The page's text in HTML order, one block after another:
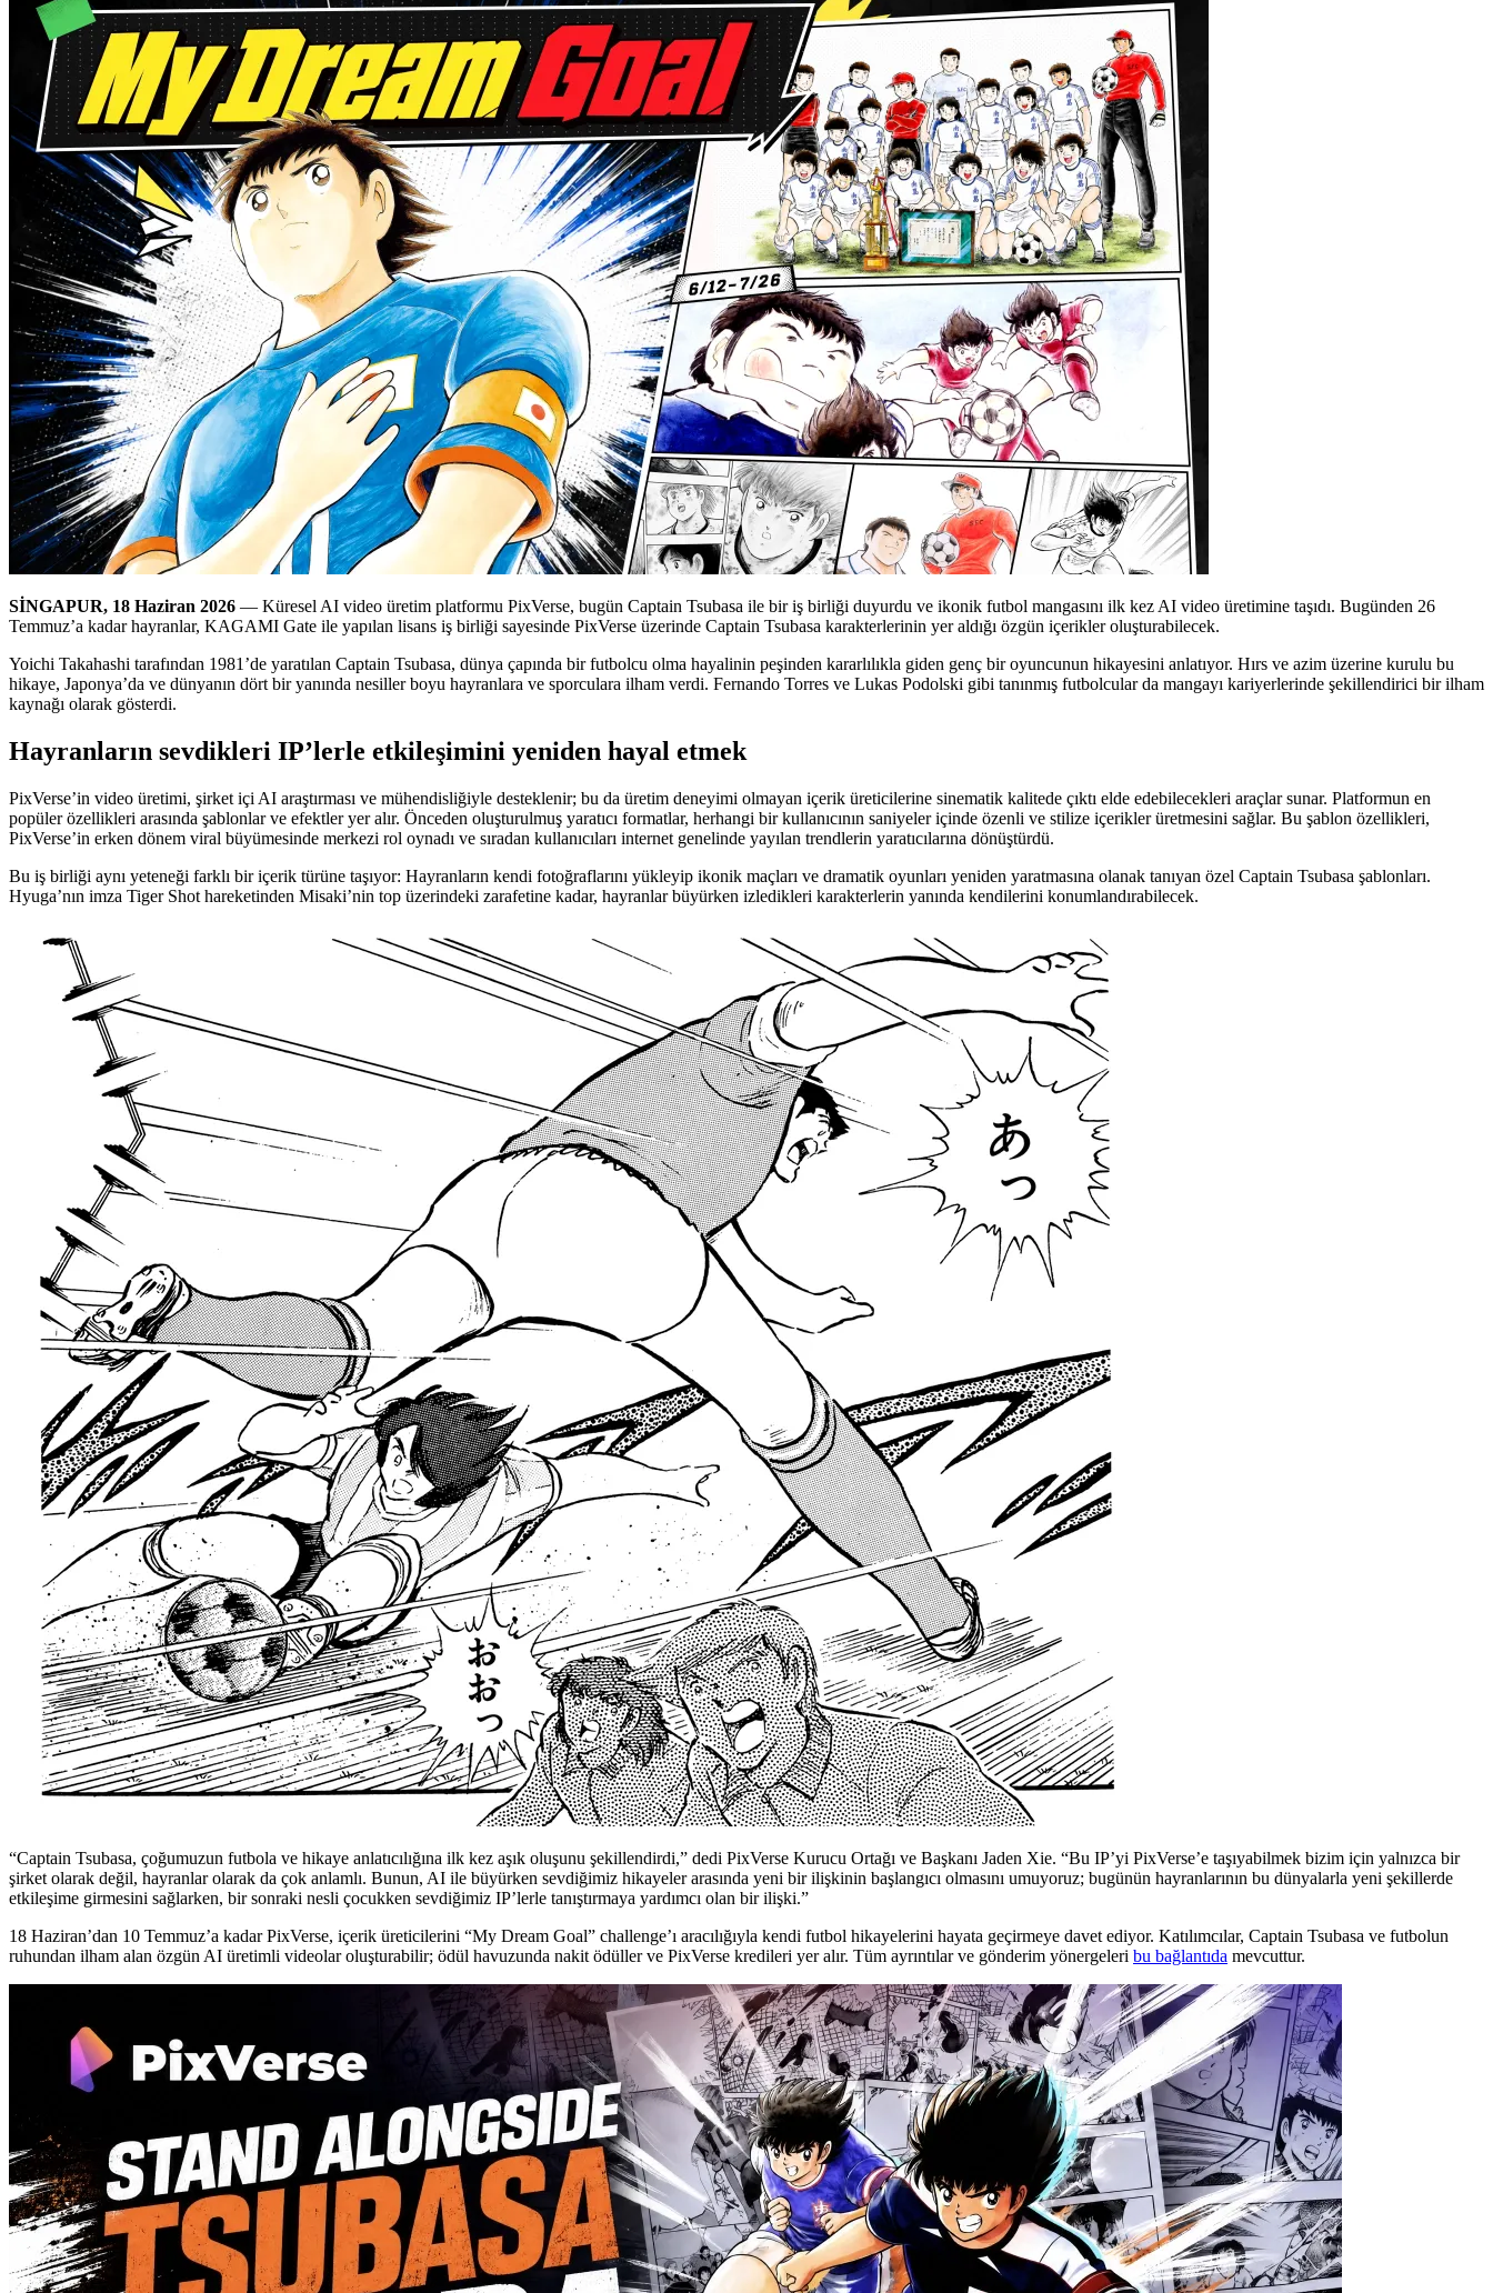
SİNGAPUR, 18 Haziran 2026 — Küresel AI video üretim platformu PixVerse, bugün Captain Tsubasa ile bir iş birliği duyurdu ve ikonik futbol mangasını ilk kez AI video üretimine taşıdı. Bugünden 26
Temmuz’a kadar hayranlar, KAGAMI Gate ile yapılan lisans iş birliği sayesinde PixVerse üzerinde Captain Tsubasa karakterlerinin yer aldığı özgün içerikler oluşturabilecek.
Yoichi Takahashi tarafından 1981’de yaratılan Captain Tsubasa, dünya çapında bir futbolcu olma hayalinin peşinden kararlılıkla giden genç bir oyuncunun hikayesini anlatıyor. Hırs ve azim üzerine kurulu bu
hikaye, Japonya’da ve dünyanın dört bir yanında nesiller boyu hayranlara ve sporculara ilham verdi. Fernando Torres ve Lukas Podolski gibi tanınmış futbolcular da mangayı kariyerlerinde şekillendirici bir ilham
kaynağı olarak gösterdi.
Hayranların sevdikleri IP’lerle etkileşimini yeniden hayal etmek
PixVerse’in video üretimi, şirket içi AI araştırması ve mühendisliğiyle desteklenir; bu da üretim deneyimi olmayan içerik üreticilerine sinematik kalitede çıktı elde edebilecekleri araçlar sunar. Platformun en
popüler özellikleri arasında şablonlar ve efektler yer alır. Önceden oluşturulmuş yaratıcı formatlar, herhangi bir kullanıcının saniyeler içinde özenli ve stilize içerikler üretmesini sağlar. Bu şablon özellikleri,
PixVerse’in erken dönem viral büyümesinde merkezi rol oynadı ve sıradan kullanıcıları internet genelinde yayılan trendlerin yaratıcılarına dönüştürdü.
Bu iş birliği aynı yeteneği farklı bir içerik türüne taşıyor: Hayranların kendi fotoğraflarını yükleyip ikonik maçları ve dramatik oyunları yeniden yaratmasına olanak tanıyan özel Captain Tsubasa şablonları.
Hyuga’nın imza Tiger Shot hareketinden Misaki’nin top üzerindeki zarafetine kadar, hayranlar büyürken izledikleri karakterlerin yanında kendilerini konumlandırabilecek.
“Captain Tsubasa, çoğumuzun futbola ve hikaye anlatıcılığına ilk kez aşık oluşunu şekillendirdi,” dedi PixVerse Kurucu Ortağı ve Başkanı Jaden Xie. “Bu IP’yi PixVerse’e taşıyabilmek bizim için yalnızca bir
şirket olarak değil, hayranlar olarak da çok anlamlı. Bunun, AI ile büyürken sevdiğimiz hikayeler arasında yeni bir ilişkinin başlangıcı olmasını umuyoruz; bugünün hayranlarının bu dünyalarla yeni şekillerde
etkileşime girmesini sağlarken, bir sonraki nesli çocukken sevdiğimiz IP’lerle tanıştırmaya yardımcı olan bir ilişki.”
18 Haziran’dan 10 Temmuz’a kadar PixVerse, içerik üreticilerini “My Dream Goal” challenge’ı aracılığıyla kendi futbol hikayelerini hayata geçirmeye davet ediyor. Katılımcılar, Captain Tsubasa ve futbolun
ruhundan ilham alan özgün AI üretimli videolar oluşturabilir; ödül havuzunda nakit ödüller ve PixVerse kredileri yer alır. Tüm ayrıntılar ve gönderim yönergeleri bu bağlantıda mevcuttur.